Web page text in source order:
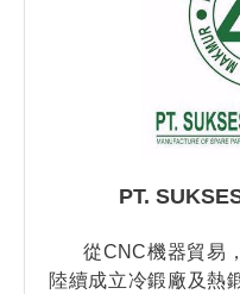
PT.
從CNC機器貿易
陸續成立冷鍛廠及熱